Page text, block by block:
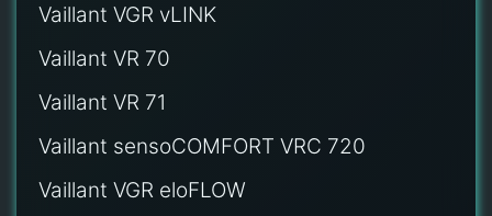
Vaillant VGR vLINK
Vaillant VR 70
Vaillant VR 71
Vaillant sensoCOMFORT VRC 720
Vaillant VGR eloFLOW